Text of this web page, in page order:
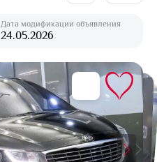
Дата модификации объявления
24.05.2026